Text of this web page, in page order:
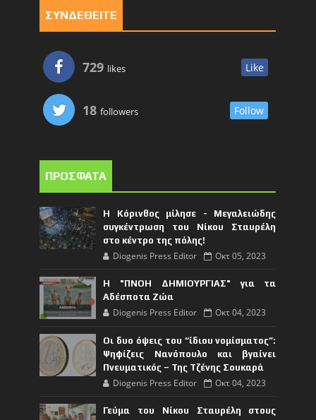
ΣΥΝΔΕΘΕΙΤΕ
729 likes Like
18 followers Follow
ΠΡΟΣΦΑΤΑ
Η Κόρινθος μίλησε - Μεγαλειώδης
συγκέντρωση του Νίκου Σταυρέλη
στο κέντρο της πόλης!
Diogenis Press Editor Οκτ 05, 2023
Η "ΠΝΟΗ ΔΗΜΙΟΥΡΓΙΑΣ" για τα
Αδέσποτα Ζώα
Diogenis Press Editor Οκτ 04, 2023
Οι δυο όψεις του “ίδιου νομίσματος”:
Ψηφίζεις Νανόπουλο και βγαίνει
Πνευματικός – Της Τζένης Σουκαρά
Diogenis Press Editor Οκτ 04, 2023
Γεύμα του Νίκου Σταυρέλη στους